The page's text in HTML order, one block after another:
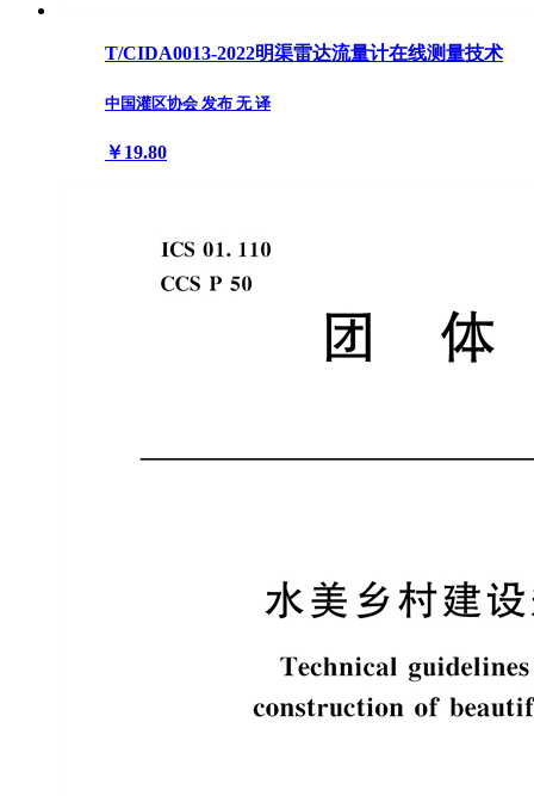
T/CIDA0013-2022明渠雷达流量计在线测量技术
中国灌区协会 发布 无 译
￥19.80